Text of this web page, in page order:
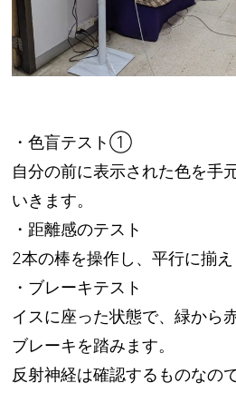
・色盲テスト①
自分の前に表示された色を手
いきます。
・距離感のテスト
2本の棒を操作し、平行に揃え
・ブレーキテスト
イスに座った状態で、緑から
ブレーキを踏みます。
反射神経は確認するものなの